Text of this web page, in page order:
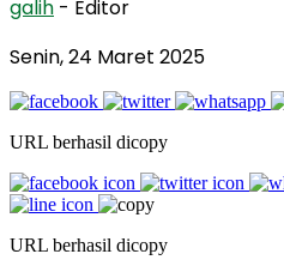
galih - Editor
Senin, 24 Maret 2025
URL berhasil dicopy
URL berhasil dicopy